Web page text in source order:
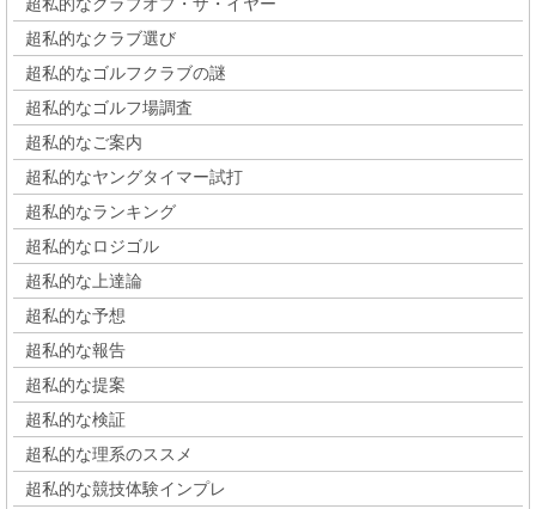
超私的なクラブ選び
超私的なゴルフクラブの謎
超私的なゴルフ場調査
超私的なご案内
超私的なヤングタイマー試打
超私的なランキング
超私的なロジゴル
超私的な上達論
超私的な予想
超私的な報告
超私的な提案
超私的な検証
超私的な理系のススメ
超私的な競技体験インプレ